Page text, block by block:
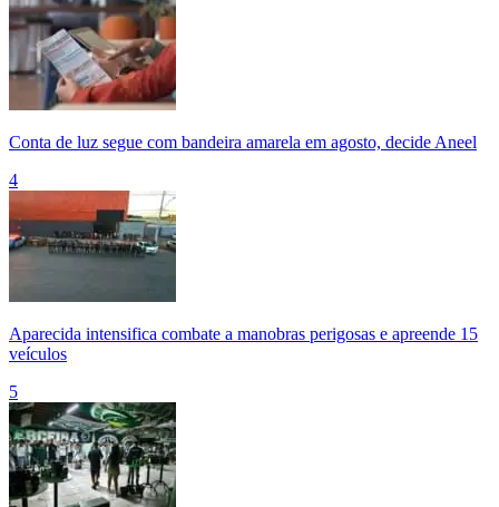
Conta de luz segue com bandeira amarela em agosto, decide Aneel
4
Aparecida intensifica combate a manobras perigosas e apreende 15
veículos
5